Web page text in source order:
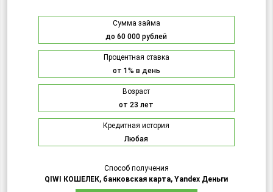
Сумма займа
до 60 000 рублей
Процентная ставка
от 1% в день
Возраст
от 23 лет
Кредитная история
Любая
Способ получения
QIWI КОШЕЛЕК, банковская карта, Yandex Деньги